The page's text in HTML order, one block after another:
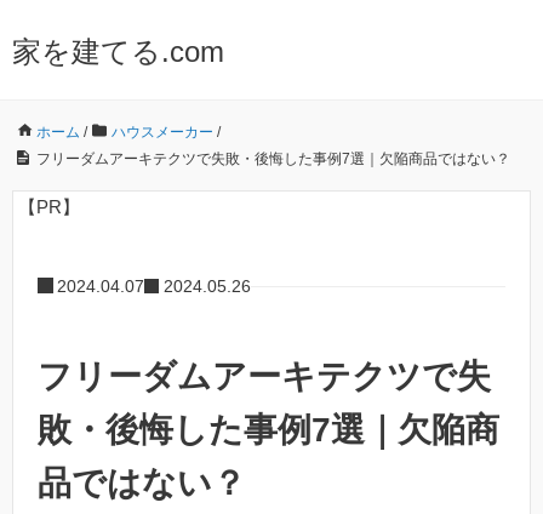
家を建てる.com
ホーム / ハウスメーカー /
フリーダムアーキテクツで失敗・後悔した事例7選｜欠陥商品ではない？
【PR】
2024.04.07 2024.05.26
フリーダムアーキテクツで失
敗・後悔した事例7選｜欠陥商
品ではない？